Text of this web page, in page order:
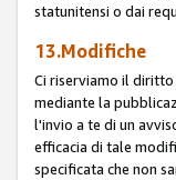
statunitensi o dai
13.Modifiche
Ci riserviamo il diritto
mediante la
l'invio a te di un
efficacia di tale
specificata che non